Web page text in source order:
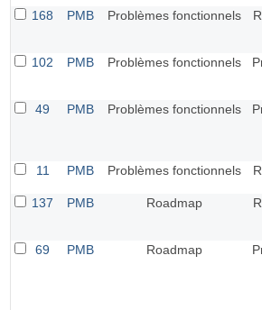
168
PMB Problèmes fonctionnels
102
PMB Problèmes fonctionnels
49
PMB Problèmes fonctionnels
11
PMB Problèmes fonctionnels
137
PMB Roadmap
69
PMB Roadmap